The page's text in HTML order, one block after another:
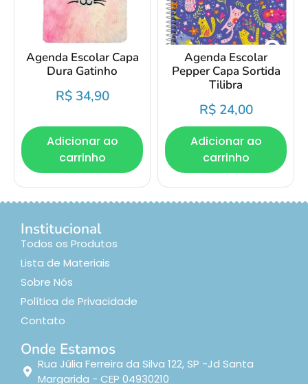
Agenda Escolar Capa
Dura Gatinho
R$34,90
Adicionar ao
carrinho
Agenda Escolar
Pepper Capa Sortida
Tilibra
R$24,00
Adicionar ao
carrinho
Institucional
Todos os Produtos
Lista de Materiais
Sobre Nós
Política de Privacidade
Contato
Onde Estamos
Rua Júlia Ferreira da Silva 122, SP -Jd Santa
Margarida - CEP 04930210